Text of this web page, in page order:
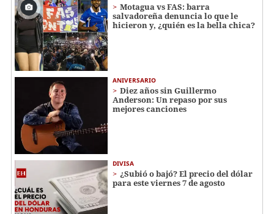
Motagua vs FAS: barra
salvadoreña denuncia lo que le
hicieron y, ¿quién es la bella chica?
ANIVERSARIO
Diez años sin Guillermo
Anderson: Un repaso por sus
mejores canciones
DIVISA
¿Subió o bajó? El precio del dólar
para este viernes 7 de agosto